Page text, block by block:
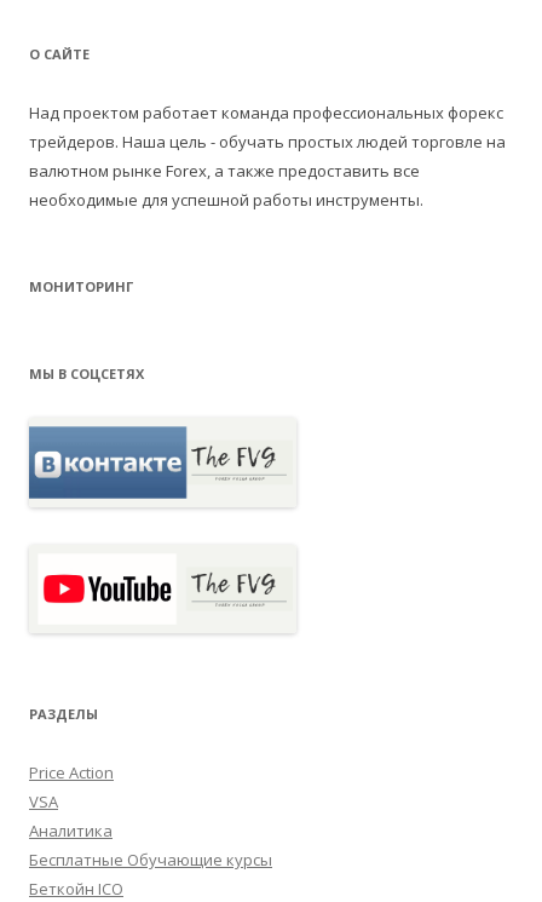
т
:
О САЙТЕ
Над проектом работает команда профессиональных форекс
трейдеров. Наша цель - обучать простых людей торговле на
валютном рынке Forex, а также предоставить все
необходимые для успешной работы инструменты.
МОНИТОРИНГ
МЫ В СОЦСЕТЯХ
РАЗДЕЛЫ
Price Action
VSA
Аналитика
Бесплатные Обучающие курсы
Беткойн ICO